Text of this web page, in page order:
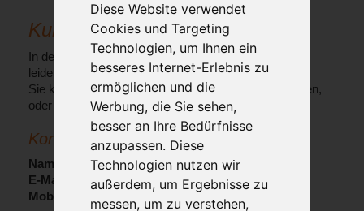
Diese Website verwendet
Cookies und Targeting
Technologien, um Ihnen ein
besseres Internet-Erlebnis zu
ermöglichen und die
Werbung, die Sie sehen,
besser an Ihre Bedürfnisse
anzupassen. Diese
Technologien nutzen wir
außerdem, um Ergebnisse zu
messen, um zu verstehen,
Kurs ausgebucht
In dem Kurs für den Sie sich anmelden möchten sind
leider keine Plätze mehr frei.
Sie können sich aber für einen anderen Kurs anmelden,
oder sich direkt mit der Kursleiterin in Kontakt setzen.
Kontakt Kursleiterin:
Name:
Claudia Ruggaber
E-Mail:
cr@babymassage-ausbildung.de
Mobil: